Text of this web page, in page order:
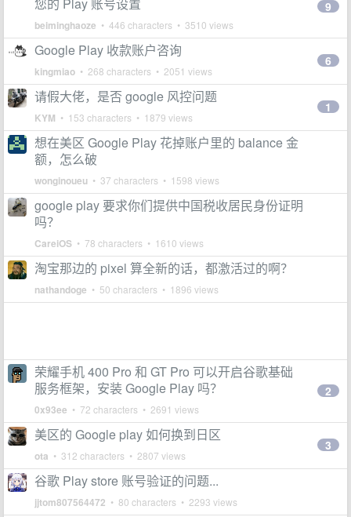
beiminghaoze • 446 characters • 3510 views
9
Google Play 收款账户咨询
kingmiao • 268 characters • 2051 views
6
请假大佬，是否 google 风控问题
KYM • 153 characters • 1879 views
1
想在美区 Google Play 花掉账户里的 balance 金
额，怎么破
wonginoueu • 37 characters • 1598 views
google play 要求你们提供中国税收居民身份证明
吗？
CareiOS • 78 characters • 1610 views
淘宝那边的 pixel 算全新的话，都激活过的啊？
nathandoge • 50 characters • 1896 views
荣耀手机 400 Pro 和 GT Pro 可以开启谷歌基础
服务框架，安装 Google Play 吗？
0x93ee • 72 characters • 2691 views
2
美区的 Google play 如何换到日区
ota • 312 characters • 2807 views
3
谷歌 Play store 账号验证的问题...
jjtom807564472 • 80 characters • 2293 views